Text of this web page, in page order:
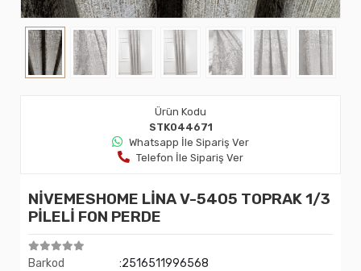
Ürün Kodu
STK044671
Whatsapp İle Sipariş Ver
Telefon İle Sipariş Ver
NİVEMESHOME LİNA V-5405 TOPRAK 1/3
PİLELİ FON PERDE
Barkod
:2516511996568